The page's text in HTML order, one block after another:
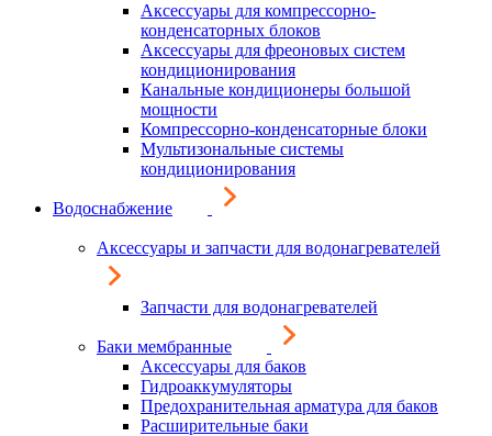
Аксессуары для компрессорно-
конденсаторных блоков
Аксессуары для фреоновых систем
кондиционирования
Канальные кондиционеры большой
мощности
Компрессорно-конденсаторные блоки
Мультизональные системы
кондиционирования
Водоснабжение
Аксессуары и запчасти для водонагревателей
Запчасти для водонагревателей
Баки мембранные
Аксессуары для баков
Гидроаккумуляторы
Предохранительная арматура для баков
Расширительные баки